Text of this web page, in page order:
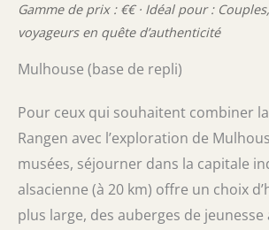
Gamme de prix : €€ · Idéal pour :
voyageurs en quête d’authenticité
Mulhouse (base de repli)
Pour ceux qui souhaitent combiner
Rangen avec l’exploration de
musées, séjourner dans la capitale
alsacienne (à 20 km) offre un choix
plus large, des auberges de